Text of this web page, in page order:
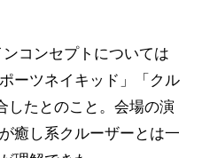
コンセプトについては
ーツネイキッド」「クル
したとのこと。会場の演
癒し系クルーザーとは一